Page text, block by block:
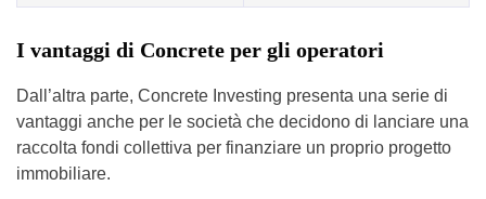
I vantaggi di Concrete per gli operatori
Dall’altra parte, Concrete Investing presenta una serie di
vantaggi anche per le società che decidono di lanciare una
raccolta fondi collettiva per finanziare un proprio progetto
immobiliare.